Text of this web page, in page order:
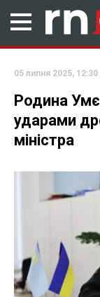
05 липня 2025, 12:30
Родина
ударами
міністра